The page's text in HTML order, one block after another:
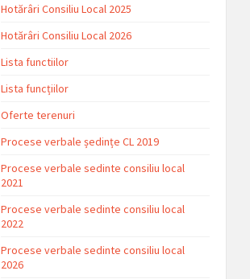
Hotărâri Consiliu Local 2025
Hotărâri Consiliu Local 2026
Lista functiilor
Lista funcțiilor
Oferte terenuri
Procese verbale ședințe CL 2019
Procese verbale sedinte consiliu local
2021
Procese verbale sedinte consiliu local
2022
Procese verbale sedinte consiliu local
2026